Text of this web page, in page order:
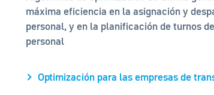
máxima eficiencia en la asignación y
personal, y en la planificación de turnos
personal
Optimización para las empresas de